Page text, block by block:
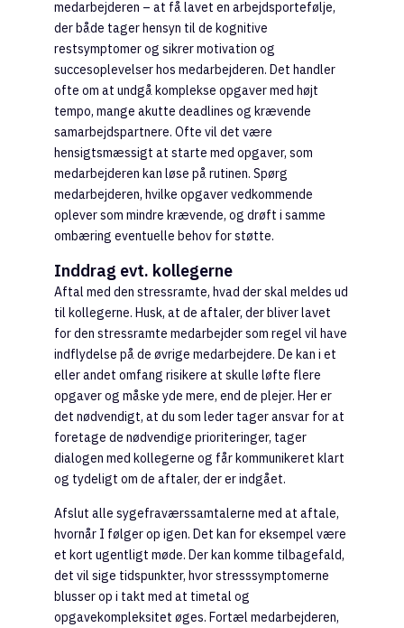
medarbejderen – at få lavet en arbejdsportefølje,
der både tager hensyn til de kognitive
restsymptomer og sikrer motivation og
succesoplevelser hos medarbejderen. Det handler
ofte om at undgå komplekse opgaver med højt
tempo, mange akutte deadlines og krævende
samarbejdspartnere. Ofte vil det være
hensigtsmæssigt at starte med opgaver, som
medarbejderen kan løse på rutinen. Spørg
medarbejderen, hvilke opgaver vedkommende
oplever som mindre krævende, og drøft i samme
ombæring eventuelle behov for støtte.
Inddrag evt. kollegerne
Aftal med den stressramte, hvad der skal meldes ud
til kollegerne. Husk, at de aftaler, der bliver lavet
for den stressramte medarbejder som regel vil have
indflydelse på de øvrige medarbejdere. De kan i et
eller andet omfang risikere at skulle løfte flere
opgaver og måske yde mere, end de plejer. Her er
det nødvendigt, at du som leder tager ansvar for at
foretage de nødvendige prioriteringer, tager
dialogen med kollegerne og får kommunikeret klart
og tydeligt om de aftaler, der er indgået.
Afslut alle sygefraværssamtalerne med at aftale,
hvornår I følger op igen. Det kan for eksempel være
et kort ugentligt møde. Der kan komme tilbagefald,
det vil sige tidspunkter, hvor stresssymptomerne
blusser op i takt med at timetal og
opgavekompleksitet øges. Fortæl medarbejderen,